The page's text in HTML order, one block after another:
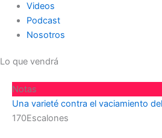
Videos
Podcast
Nosotros
Lo que vendrá
Notas
Una varieté contra el vaciamiento
170Escalones